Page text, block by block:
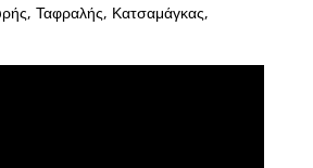
Ταφραλής, Κατσαμάγκας,